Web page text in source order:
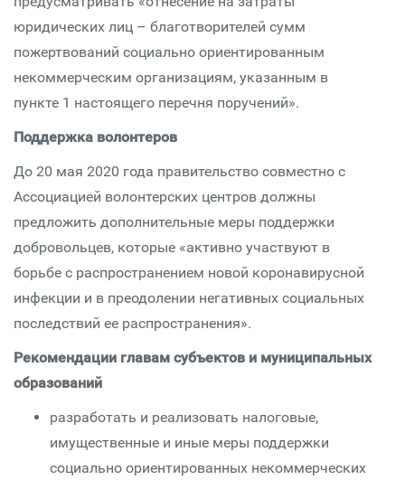
юридических лиц – благотворителей сумм
пожертвований социально ориентированным
некоммерческим организациям, указанным в
пункте 1 настоящего перечня поручений».
Поддержка волонтеров
До 20 мая 2020 года правительство совместно с
Ассоциацией волонтерских центров должны
предложить дополнительные меры поддержки
добровольцев, которые «активно участвуют в
борьбе с распространением новой коронавирусной
инфекции и в преодолении негативных социальных
последствий ее распространения».
Рекомендации главам субъектов и муниципальных
образований
разработать и реализовать налоговые,
имущественные и иные меры поддержки
социально ориентированных некоммерческих